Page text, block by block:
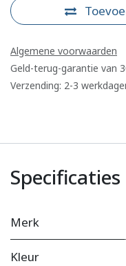
Algemene voorwaarden
Geld-terug-garantie van
Verzending: 2-3
Specificaties
Merk
Kleur